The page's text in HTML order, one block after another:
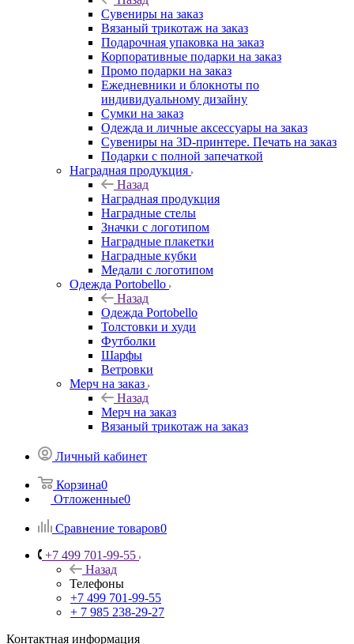
Сувениры на заказ
Вязаный трикотаж на заказ
Подарочная упаковка на заказ
Корпоративные подарки на заказ
Промо подарки на заказ
Ежедневники и блокноты по
индивидуальному дизайну
Сумки на заказ
Одежда и личные аксессуары на заказ
Сувениры на 3D-принтере. Печать на заказ
Подарки с полной запечаткой
Наградная продукция
Назад
Наградная продукция
Наградные стелы
Значки с логотипом
Наградные плакетки
Наградные кубки
Медали с логотипом
Одежда Portobello
Назад
Одежда Portobello
Толстовки и худи
Футболки
Шарфы
Ветровки
Мерч на заказ
Назад
Мерч на заказ
Вязаный трикотаж на заказ
Личный кабинет
Корзина0
Отложенные0
Сравнение товаров0
+7 499 701-99-55
Назад
Телефоны
+7 499 701-99-55
+ 7 985 238-29-27
Контактная информация